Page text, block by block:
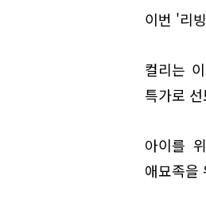
이번 '리
컬리는
특가로
아이를
애묘족을